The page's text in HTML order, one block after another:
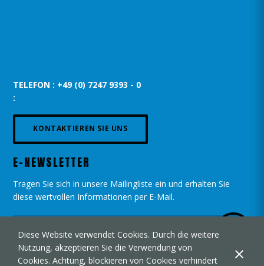
Diese Website verwendet Cookies. Durch die weitere
Nutzung, akzeptieren Sie die Verwendung von
Cookies. Achtung, blockieren von Cookies verhindert
TELEFON : +49 (0) 7247 9393 - 0
:
KONTAKTIEREN SIE UNS
E-NEWSLETTER
Tragen Sie sich in unsere Mailingliste ein und erhalten Sie
diese wertvollen Informationen per E-Mail.